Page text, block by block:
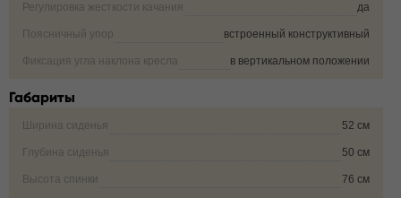
Регулировка жесткости качания да
Поясничный упор встроенный конструктивный
Фиксация угла наклона кресла в вертикальном положении
Габариты
Ширина сиденья 52 см
Глубина сиденья 50 см
Высота спинки 76 см